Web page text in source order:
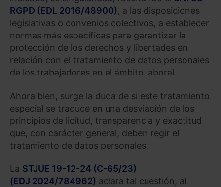
Saber más acerca de las cookies
RGPD (EDL 2016/48900), a las disposiciones
legislativas o convenios colectivos, a establecer
normas más específicas para garantizar la
protección de los derechos y libertades en
relación con el tratamiento de datos personales
de los trabajadores en el ámbito laboral.
Ahora bien, surge la duda de si este tratamiento
especial se traduce en una desviación de los
principios de licitud, transparencia y exactitud
que, con carácter general, deben regir el
tratamiento de datos personales.
La STJUE 19-12-24 (C-65/23)
(EDJ 2024/784962) aclara tal cuestión, al